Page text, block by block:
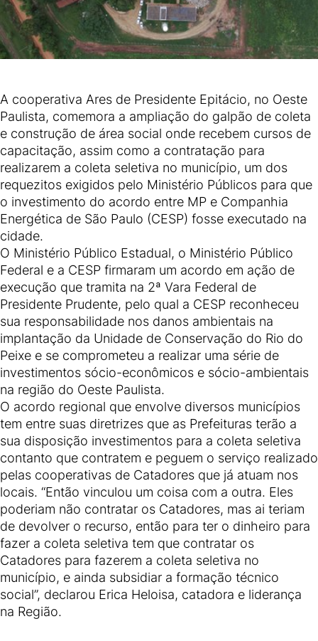
A cooperativa Ares de Presidente Epitácio, no Oeste
Paulista, comemora a ampliação do galpão de coleta
e construção de área social onde recebem cursos de
capacitação, assim como a contratação para
realizarem a coleta seletiva no município, um dos
requezitos exigidos pelo Ministério Públicos para que
o investimento do acordo entre MP e Companhia
Energética de São Paulo (CESP) fosse executado na
cidade.
O Ministério Público Estadual, o Ministério Público
Federal e a CESP firmaram um acordo em ação de
execução que tramita na 2ª Vara Federal de
Presidente Prudente, pelo qual a CESP reconheceu
sua responsabilidade nos danos ambientais na
implantação da Unidade de Conservação do Rio do
Peixe e se comprometeu a realizar uma série de
investimentos sócio-econômicos e sócio-ambientais
na região do Oeste Paulista.
O acordo regional que envolve diversos municípios
tem entre suas diretrizes que as Prefeituras terão a
sua disposição investimentos para a coleta seletiva
contanto que contratem e peguem o serviço realizado
pelas cooperativas de Catadores que já atuam nos
locais. “Então vinculou um coisa com a outra. Eles
poderiam não contratar os Catadores, mas ai teriam
de devolver o recurso, então para ter o dinheiro para
fazer a coleta seletiva tem que contratar os
Catadores para fazerem a coleta seletiva no
município, e ainda subsidiar a formação técnico
social”, declarou Erica Heloisa, catadora e liderança
na Região.